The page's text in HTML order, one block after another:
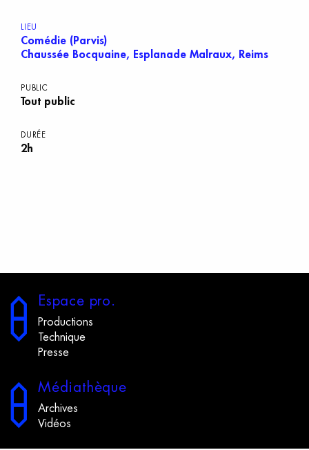
LIEU
Comédie (Parvis)
Chaussée Bocquaine, Esplanade Malraux, Reims
PUBLIC
Tout public
DURÉE
2h
Espace pro.
Productions
Technique
Presse
Médiathèque
Archives
Vidéos